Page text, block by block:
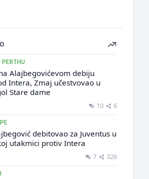
PERTHU
Alajbegovićevom debiju
Intera, Zmaj učestvovao u
Stare dame
10 6
debitovao za Juventus u
utakmici protiv Intera
7 326